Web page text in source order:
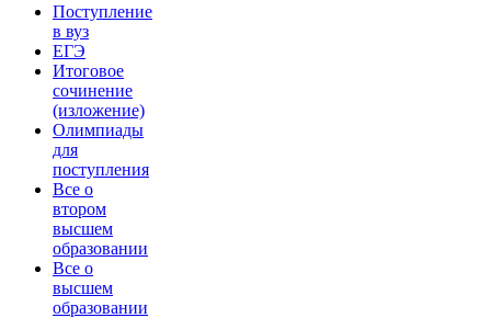
Поступление
в вуз
ЕГЭ
Итоговое
сочинение
(изложение)
Олимпиады
для
поступления
Все о
втором
высшем
образовании
Все о
высшем
образовании